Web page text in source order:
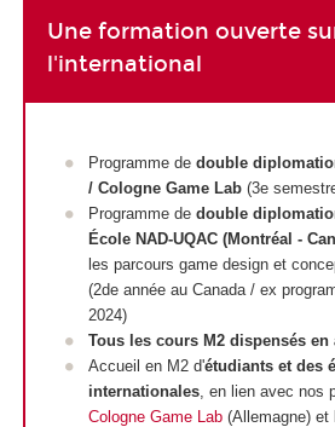
Une formation ouverte
l'international
Programme de double
/ Cologne Game Lab (3e
Programme de double
École NAD-UQAC (Montréal -
les parcours game design et
(2de année au Canada / ex
2024)
Tous les cours M2 dispensés en
Accueil en M2 d'étudiants et des
internationales, en lien avec nos
Cologne Game Lab (Allemagne) et